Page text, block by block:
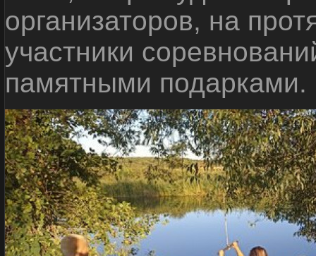
организаторов, на
участники
памятными подарками.